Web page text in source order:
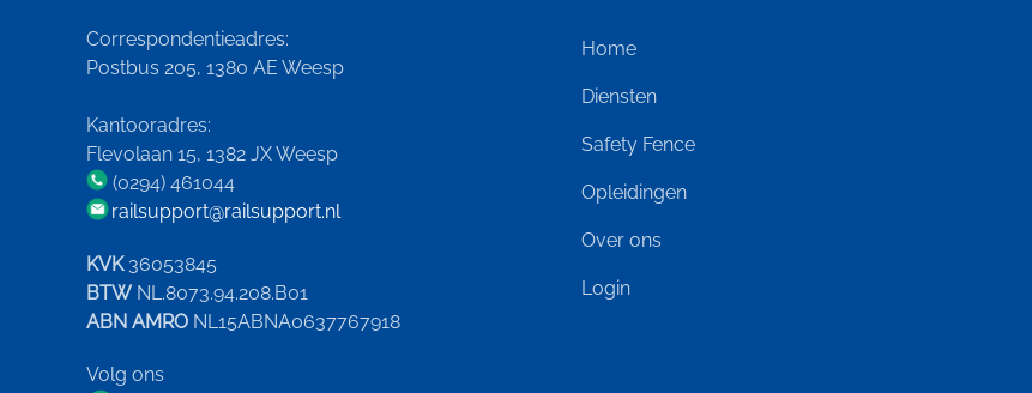
Correspondentieadres:
Postbus 205, 1380 AE Weesp
Kantooradres:
Flevolaan 15, 1382 JX Weesp
(0294) 461044
railsupport@railsupport.nl
KVK 36053845
BTW NL.8073.94.208.B01
ABN AMRO NL15ABNA0637767918
Volg ons
Home
Diensten
Safety Fence
Opleidingen
Over ons
Login